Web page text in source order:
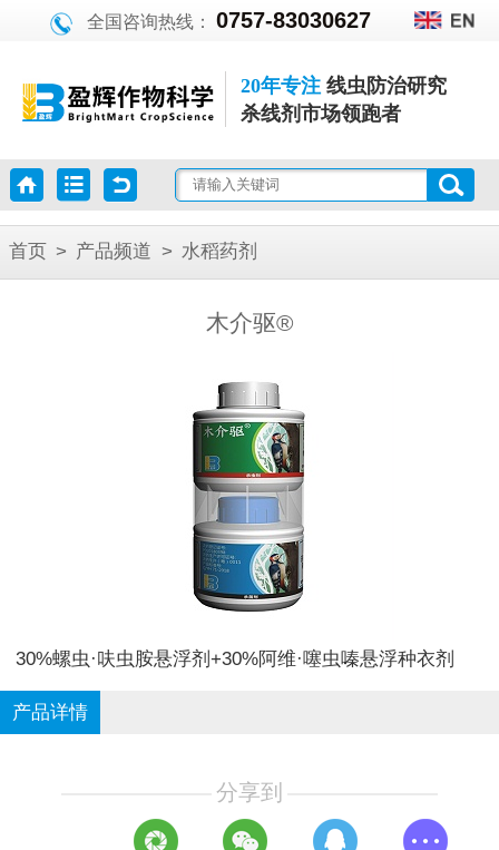
全国咨询热线：0757-83030627
20年专注线虫防治研究
杀线剂市场领跑者
首页 > 产品频道 > 水稻药剂
木介驱®
30%螺虫·呋虫胺悬浮剂+30%阿维·噻虫嗪悬浮种衣剂
产品详情
分享到